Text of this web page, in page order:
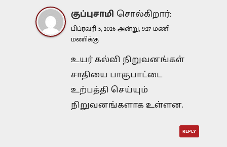
குப்புசாமிசொல்கிறார்:
பிப்ரவரி 5, 2026 அன்று, 9:27 மணி
மணிக்கு
உயர் கல்வி நிறுவனங்கள்
சாதியை பாகுபாட்டை
உற்பத்தி செய்யும்
நிறுவனங்களாக உள்ளன.
REPLY